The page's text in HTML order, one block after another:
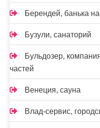
Берендей, банька
Бузули, санаторий
Бульдозер,
частей
Венеция, сауна
Влад-сервис,